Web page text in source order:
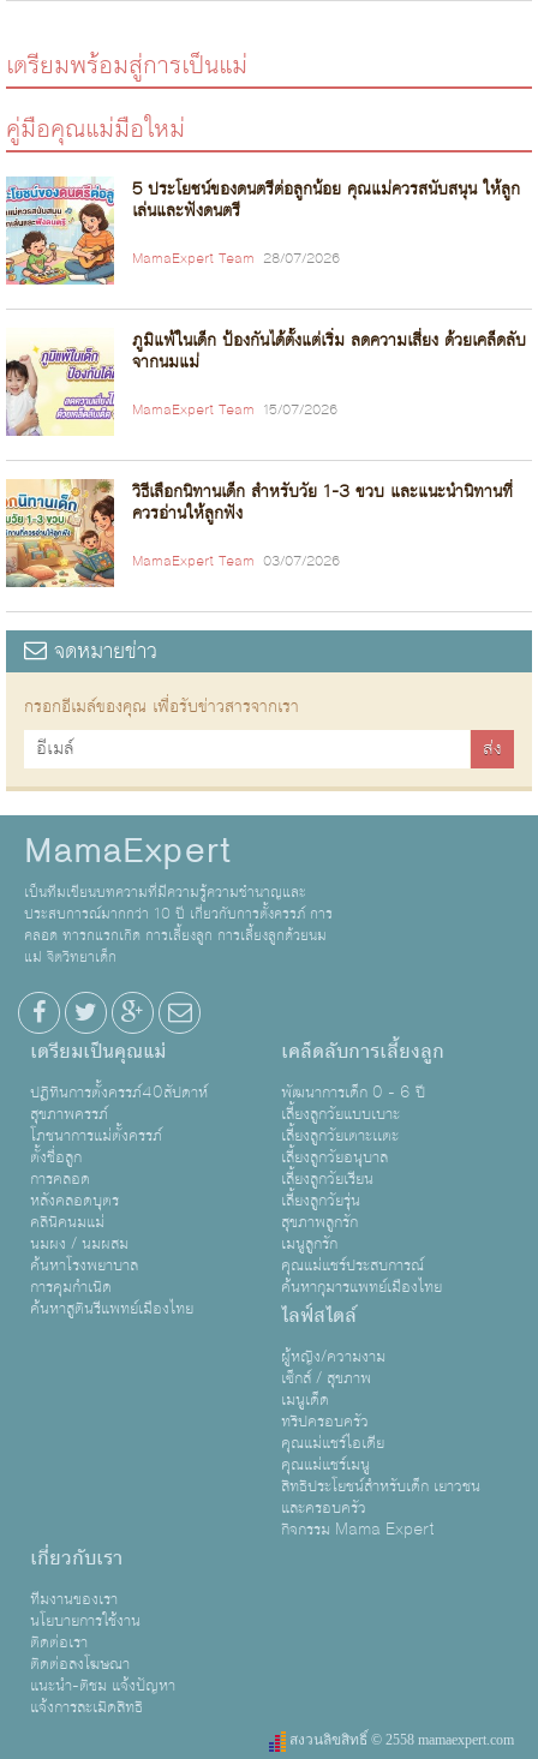
เตรียมพร้อมสู่การเป็นแม่
คู่มือคุณแม่มือใหม่
5 ประโยชน์ของดนตรีต่อลูกน้อย คุณแม่ควรสนับสนุน ให้ลูก
เล่นและฟังดนตรี
MamaExpert Team 28/07/2026
ภูมิแพ้ในเด็ก ป้องกันได้ตั้งแต่เริ่ม ลดความเสี่ยง ด้วยเคล็ดลับ
จากนมแม่
MamaExpert Team 15/07/2026
วิธีเลือกนิทานเด็ก สำหรับวัย 1-3 ขวบ และแนะนำนิทานที่
ควรอ่านให้ลูกฟัง
MamaExpert Team 03/07/2026
จดหมายข่าว
กรอกอีเมล์ของคุณ เพื่อรับข่าวสารจากเรา
MamaExpert
เป็นทีมเขียนบทความที่มีความรู้ความชำนาญและ
ประสบการณ์มากกว่า 10 ปี เกี่ยวกับการตั้งครรภ์ การ
คลอด ทารกแรกเกิด การเลี้ยงลูก การเลี้ยงลูกด้วยนม
แม่ จิตวิทยาเด็ก
เตรียมเป็นคุณแม่
ปฏิทินการตั้งครรภ์40สัปดาห์
สุขภาพครรภ์
โภชนาการแม่ตั้งครรภ์
ตั้งชื่อลูก
การคลอด
หลังคลอดบุตร
คลินิคนมแม่
นมผง / นมผสม
ค้นหาโรงพยาบาล
การคุมกำเนิด
ค้นหาสูตินรีแพทย์เมืองไทย
เคล็ดลับการเลี้ยงลูก
พัฒนาการเด็ก 0 - 6 ปี
เลี้ยงลูกวัยแบบเบาะ
เลี้ยงลูกวัยเตาะเเตะ
เลี้ยงลูกวัยอนุบาล
เลี้ยงลูกวัยเรียน
เลี้ยงลูกวัยรุ่น
สุขภาพลูกรัก
เมนูลูกรัก
คุณแม่แชร์ประสบการณ์
ค้นหากุมารแพทย์เมืองไทย
ไลฟ์สไตล์
ผู้หญิง/ความงาม
เซ็กส์ / สุขภาพ
เมนูเด็ด
ทริปครอบครัว
คุณแม่แชร์ไอเดีย
คุณแม่แชร์เมนู
สิทธิประโยชน์สำหรับเด็ก เยาวชน
และครอบครัว
กิจกรรม Mama Expert
เกี่ยวกับเรา
ทีมงานของเรา
นโยบายการใช้งาน
ติดต่อเรา
ติดต่อลงโฆษณา
แนะนำ-ติชม แจ้งปัญหา
แจ้งการละเมิดสิทธิ
สงวนลิขสิทธิ์ © 2558 mamaexpert.com